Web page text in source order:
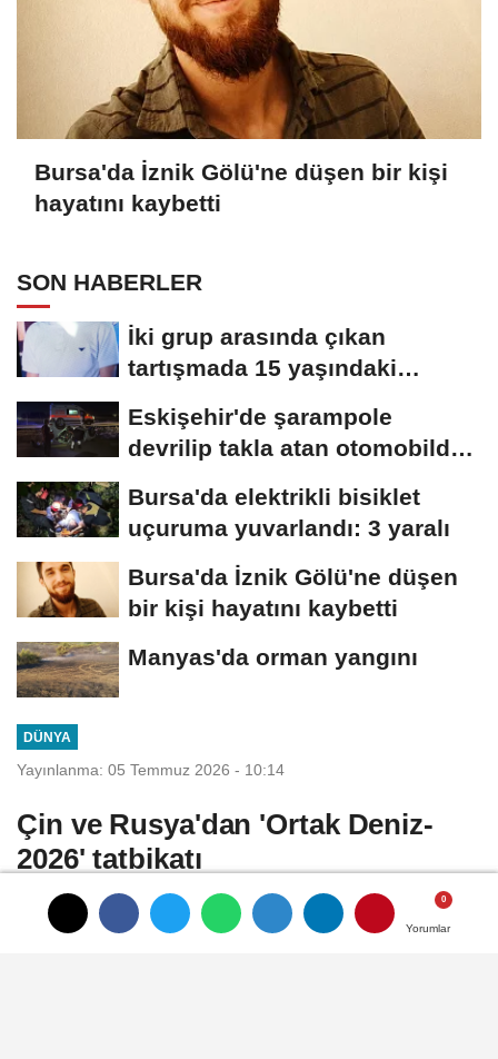
Yorumlar
Yorumlar
Bursa'da İznik Gölü'ne düşen bir kişi
hayatını kaybetti
SON HABERLER
İki grup arasında çıkan
tartışmada 15 yaşındaki
Eskişehir'de şarampole
devrilip takla atan otomobilde
Bursa'da elektrikli bisiklet
uçuruma yuvarlandı: 3 yaralı
Bursa'da İznik Gölü'ne düşen
bir kişi hayatını kaybetti
Manyas'da orman yangını
DÜNYA
Yayınlanma: 05 Temmuz 2026 - 10:14
Çin ve Rusya'dan 'Ortak Deniz-
2026' tatbikatı
ÇİN, (DHA) - ÇİN Savunma Bakanlığı, Çin
Yorumlar